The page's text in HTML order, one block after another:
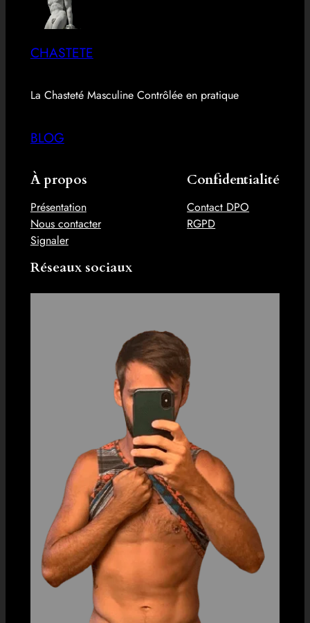
CHASTETE
La Chasteté Masculine Contrôlée en pratique
BLOG
À propos
Présentation
Nous contacter
Signaler
Confidentialité
Contact DPO
RGPD
Réseaux sociaux